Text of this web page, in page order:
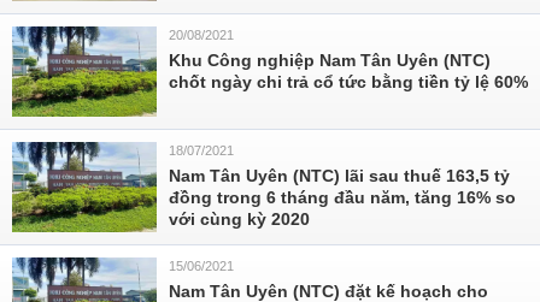
20/08/2021
Khu Công nghiệp Nam Tân Uyên (NTC)
chốt ngày chi trả cổ tức bằng tiền tỷ lệ 60%
18/07/2021
Nam Tân Uyên (NTC) lãi sau thuế 163,5 tỷ
đồng trong 6 tháng đầu năm, tăng 16% so
với cùng kỳ 2020
15/06/2021
Nam Tân Uyên (NTC) đặt kế hoạch cho